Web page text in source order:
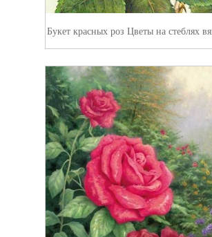
Букет красных роз Цветы на стеблях